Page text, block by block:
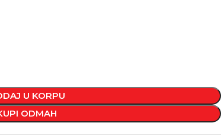
U KORPU
ODMAH